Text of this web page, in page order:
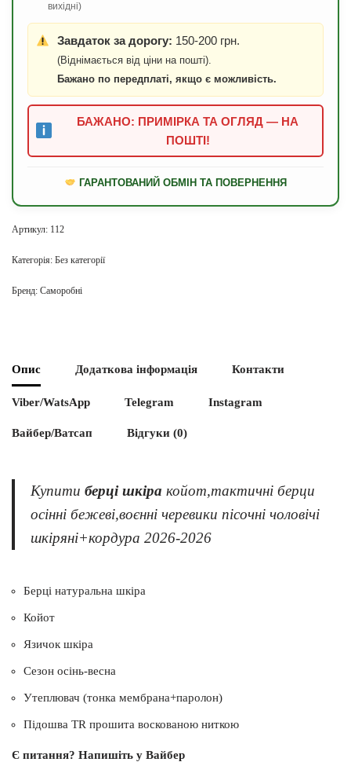
вихідні)
Завдаток за дорогу: 150-200 грн.
(Віднімається від ціни на пошті).
Бажано по передплаті, якщо є можливість.
БАЖАНО: ПРИМІРКА ТА ОГЛЯД — НА
ПОШТІ!
ГАРАНТОВАНИЙ ОБМІН ТА ПОВЕРНЕННЯ
Артикул: 112
Категорія: Без категорії
Бренд: Саморобні
Опис Додаткова інформація Контакти
Viber/WatsApp Telegram Instagram
Вайбер/Ватсап Відгуки (0)
Купити берці шкіра койот,тактичні берци
осінні бежеві,воєнні черевики пісочні чоловічі
шкіряні+кордура 2026-2026
Берці натуральна шкіра
Койот
Язичок шкіра
Сезон осінь-весна
Утеплювач (тонка мембрана+паролон)
Підошва TR прошита воскованою ниткою
Є питання? Напишіть у Вайбер